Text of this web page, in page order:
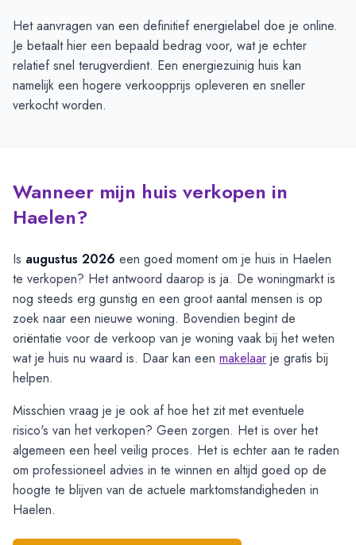
Het aanvragen van een definitief energielabel doe je online.
Je betaalt hier een bepaald bedrag voor, wat je echter
relatief snel terugverdient. Een energiezuinig huis kan
namelijk een hogere verkoopprijs opleveren en sneller
verkocht worden.
Wanneer mijn huis verkopen in
Haelen?
Is augustus 2026 een goed moment om je huis in Haelen
te verkopen? Het antwoord daarop is ja. De woningmarkt is
nog steeds erg gunstig en een groot aantal mensen is op
zoek naar een nieuwe woning. Bovendien begint de
oriëntatie voor de verkoop van je woning vaak bij het weten
wat je huis nu waard is. Daar kan een makelaar je gratis bij
helpen.
Misschien vraag je je ook af hoe het zit met eventuele
risico's van het verkopen? Geen zorgen. Het is over het
algemeen een heel veilig proces. Het is echter aan te raden
om professioneel advies in te winnen en altijd goed op de
hoogte te blijven van de actuele marktomstandigheden in
Haelen.